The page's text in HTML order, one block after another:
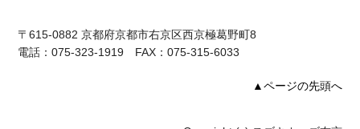
〒615-0882 京都府京都市右京区西京極葛野町8
電話：075-323-1919 FAX：075-315-6033
▲ページの先頭へ